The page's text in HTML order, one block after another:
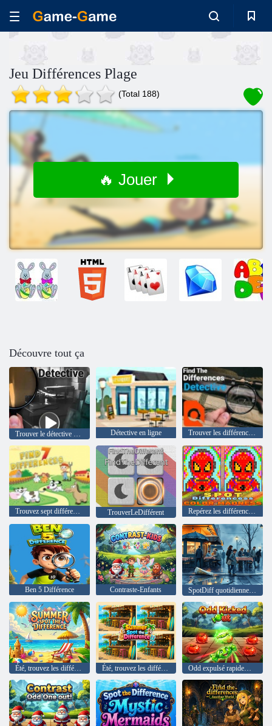
Jeu Différences Plage
(Total 188)
🔥 Jouer
Découvre tout ça
Trouver le détective de différence Détective en ligne Trouver les différences détective
Trouvez sept différences TrouverLeDifférent Repérez les différences La folie des couleurs
Ben 5 Différence Contraste-Enfants SpotDiff quotidiennement : trouvez les différences
Été, trouvez les différences Été, trouvez les différences Odd expulsé rapidement